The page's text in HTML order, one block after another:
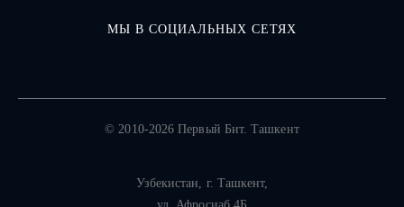
МЫ В СОЦИАЛЬНЫХ СЕТЯХ
© 2010-2026 Первый Бит. Ташкент
Узбекистан, г. Ташкент,